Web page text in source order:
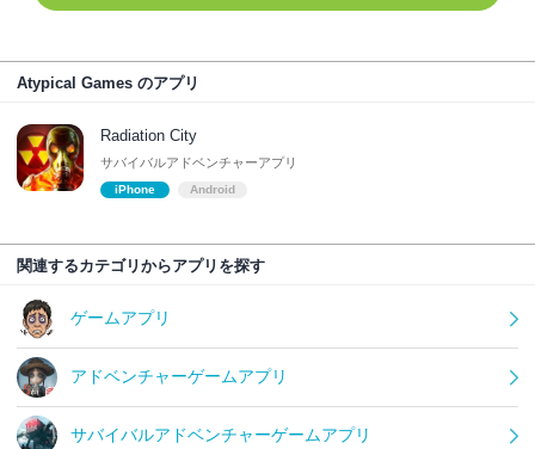
Atypical Games のアプリ
Radiation City
サバイバルアドベンチャーアプリ
iPhone Android
関連するカテゴリからアプリを探す
ゲームアプリ
アドベンチャーゲームアプリ
サバイバルアドベンチャーゲームアプリ